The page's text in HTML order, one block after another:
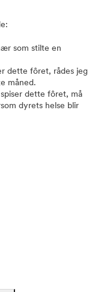
som stilte en
dette fôret, rådes jeg
måned.
dette fôret, må
dyrets helse blir